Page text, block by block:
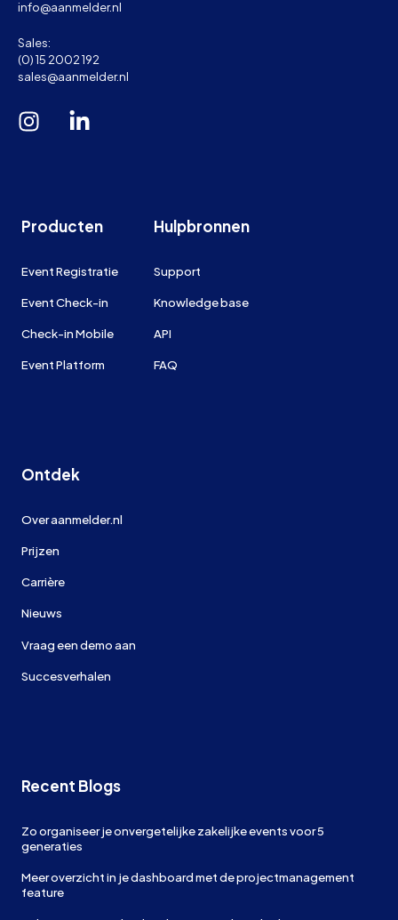
info@aanmelder.nl
Sales:
(0) 15 2002 192
sales@aanmelder.nl
Producten
Event Registratie
Event Check-in
Check-in Mobile
Event Platform
Hulpbronnen
Support
Knowledge base
API
FAQ
Ontdek
Over aanmelder.nl
Prijzen
Carrière
Nieuws
Vraag een demo aan
Succesverhalen
Recent Blogs
Zo organiseer je onvergetelijke zakelijke events voor 5
generaties
Meer overzicht in je dashboard met de projectmanagement
feature